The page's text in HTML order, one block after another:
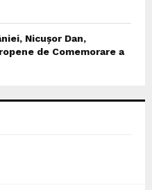
Nicușor Dan,
de Comemorare a